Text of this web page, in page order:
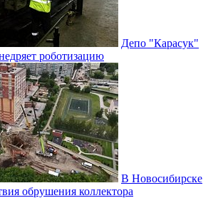
Депо "Карасук"
роботизацию
В Новосибирске
обрушения коллектора